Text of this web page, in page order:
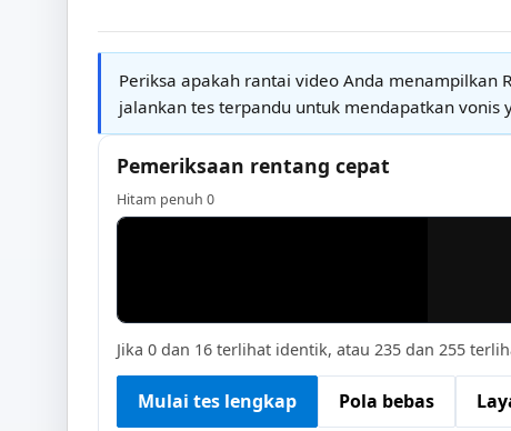
Periksa apakah rantai video Anda menampilkan
jalankan tes terpandu untuk mendapatkan vonis
Pemeriksaan rentang cepat
Hitam penuh 0
Jika 0 dan 16 terlihat identik, atau 235 dan 255
Mulai tes lengkap Pola bebas